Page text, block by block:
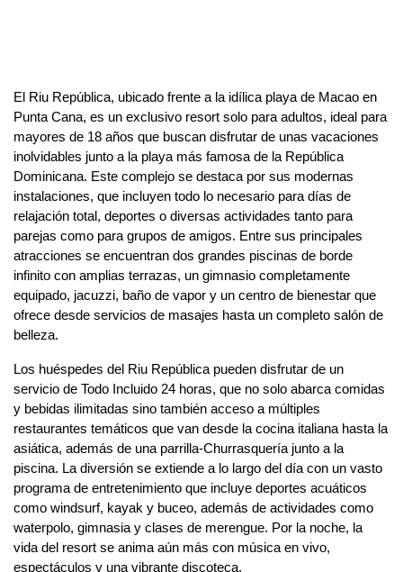
El Riu República, ubicado frente a la idílica playa de Macao en
Punta Cana, es un exclusivo resort solo para adultos, ideal para
mayores de 18 años que buscan disfrutar de unas vacaciones
inolvidables junto a la playa más famosa de la República
Dominicana. Este complejo se destaca por sus modernas
instalaciones, que incluyen todo lo necesario para días de
relajación total, deportes o diversas actividades tanto para
parejas como para grupos de amigos. Entre sus principales
atracciones se encuentran dos grandes piscinas de borde
infinito con amplias terrazas, un gimnasio completamente
equipado, jacuzzi, baño de vapor y un centro de bienestar que
ofrece desde servicios de masajes hasta un completo salón de
belleza.
Los huéspedes del Riu República pueden disfrutar de un
servicio de Todo Incluido 24 horas, que no solo abarca comidas
y bebidas ilimitadas sino también acceso a múltiples
restaurantes temáticos que van desde la cocina italiana hasta la
asiática, además de una parrilla-Churrasquería junto a la
piscina. La diversión se extiende a lo largo del día con un vasto
programa de entretenimiento que incluye deportes acuáticos
como windsurf, kayak y buceo, además de actividades como
waterpolo, gimnasia y clases de merengue. Por la noche, la
vida del resort se anima aún más con música en vivo,
espectáculos y una vibrante discoteca.